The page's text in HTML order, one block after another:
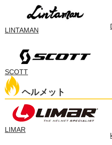
LINTAMAN
SCOTT
ヘルメット
LIMAR